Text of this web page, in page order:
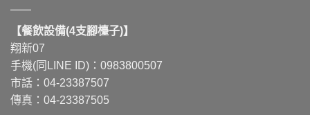
【餐飲設備(4支腳檯子)】
翔新07
手機(同LINE ID)：0983800507
市話：04-23387507
傳真：04-23387505